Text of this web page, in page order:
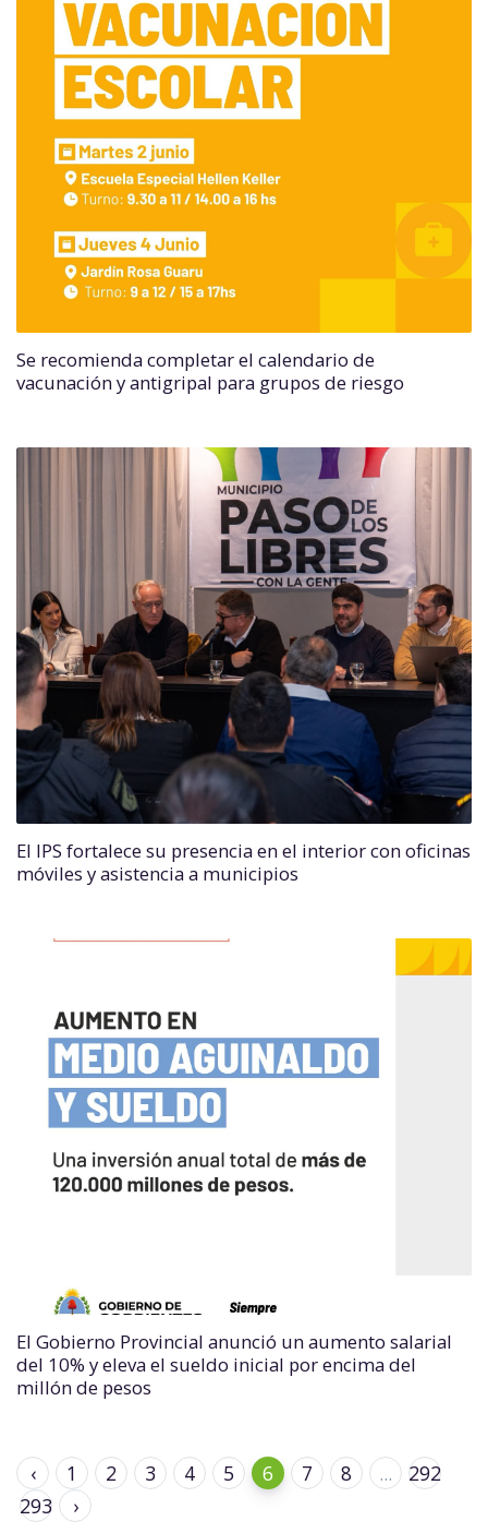
Se recomienda completar el calendario de
vacunación y antigripal para grupos de riesgo
El IPS fortalece su presencia en el interior con oficinas
móviles y asistencia a municipios
El Gobierno Provincial anunció un aumento salarial
del 10% y eleva el sueldo inicial por encima del
millón de pesos
‹ 1 2 3 4 5 6 7 8 ...
292
293
›